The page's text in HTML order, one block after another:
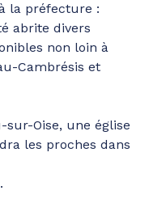
la préfecture :
abrite divers
non loin à
Cambrésis et
sur-Oise, une église
les proches dans